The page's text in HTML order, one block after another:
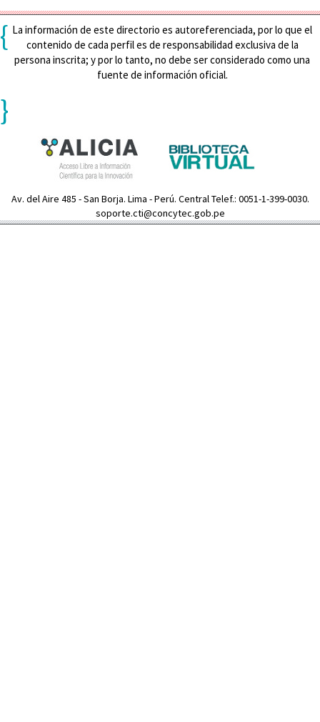
{ La información de este directorio es autoreferenciada, por lo que el
contenido de cada perfil es de responsabilidad exclusiva de la
persona inscrita; y por lo tanto, no debe ser considerado como una
fuente de información oficial.
}
Av. del Aire 485 - San Borja. Lima - Perú. Central Telef.: 0051-1-399-0030.
soporte.cti@concytec.gob.pe